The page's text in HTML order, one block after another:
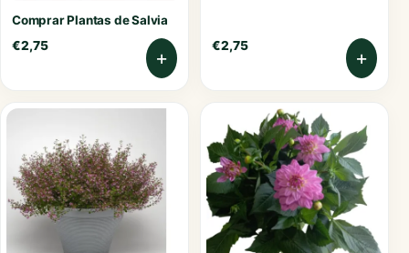
Comprar Plantas de Salvia
€2,75
+
€2,75
+